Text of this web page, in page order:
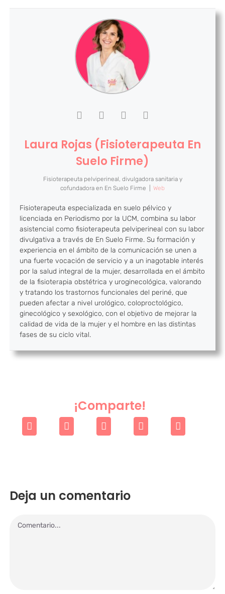
Laura Rojas (Fisioterapeuta En
Suelo Firme)
Fisioterapeuta pelviperineal, divulgadora sanitaria y
cofundadora en En Suelo Firme Web
Fisioterapeuta especializada en suelo pélvico y
licenciada en Periodismo por la UCM, combina su labor
asistencial como fisioterapeuta pelviperineal con su labor
divulgativa a través de En Suelo Firme. Su formación y
experiencia en el ámbito de la comunicación se unen a
una fuerte vocación de servicio y a un inagotable interés
por la salud integral de la mujer, desarrollada en el ámbito
de la fisioterapia obstétrica y uroginecológica, valorando
y tratando los trastornos funcionales del periné, que
pueden afectar a nivel urológico, coloproctológico,
ginecológico y sexológico, con el objetivo de mejorar la
calidad de vida de la mujer y el hombre en las distintas
fases de su ciclo vital.
¡Comparte!
Deja un comentario